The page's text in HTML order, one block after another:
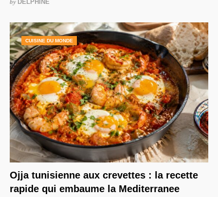
by DELPHINE
CUISINE DU MONDE
Ojja tunisienne aux crevettes : la recette
rapide qui embaume la Mediterranee